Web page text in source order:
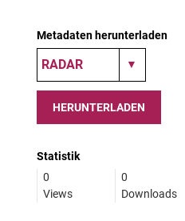
Metadaten herunterladen
HERUNTERLADEN
Statistik
0
Views
0
Downloads